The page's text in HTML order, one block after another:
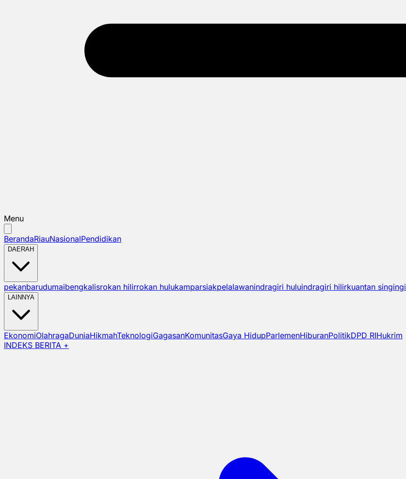
Menu
BerandaRiauNasionalPendidikan
DAERAH
pekanbarudumaibengkalisrokan hilirrokan hulukamparsiakpelalawanindragiri huluindragiri hilirkuantan singingi
LAINNYA
EkonomiOlahragaDuniaHikmahTeknologiGagasanKomunitasGaya HidupParlemenHiburanPolitikDPD RIHukrim
INDEKS BERITA +